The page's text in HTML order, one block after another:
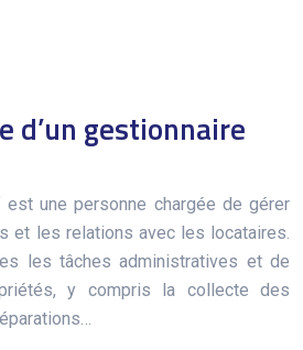
d’un gestionnaire
une personne chargée de gérer
et les relations avec les locataires.
les tâches administratives et de
y compris la collecte des